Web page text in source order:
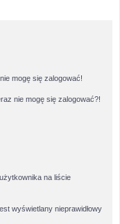
mogę się zalogować!
nie mogę się zalogować?!
na liście
wyświetlany nieprawidłowy